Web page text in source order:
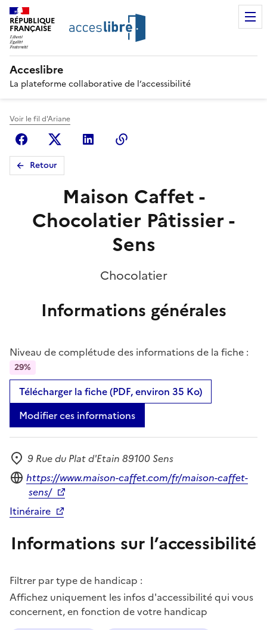
RÉPUBLIQUE
FRANÇAISE
Acceslibre
La plateforme collaborative de l’accessibilité
Voir le fil d'Ariane
FacebookX (anciennement Twitter)
Linkedin
Retour
Maison Caffet -
Chocolatier Pâtissier -
Sens
Chocolatier
Informations générales
Niveau de complétude des informations de la fiche :
29%
Télécharger la fiche (PDF, environ 35 Ko)
Modifier ces informations
Adresse
9 Rue du Plat d'Etain 89100 Sens
Site internet
https://www.maison-caffet.com/fr/maison-caffet-
sens/
Itinéraire
Informations sur l’accessibilité
Filtrer par type de handicap :
Affichez uniquement les infos d'accessibilité qui vous
concernent, en fonction de votre handicap